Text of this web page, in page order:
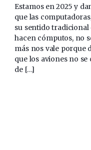
Estamos en 2025 y
que las
su sentido tradicional
hacen cómputos, no
más nos vale porque
que los aviones no se
de […]